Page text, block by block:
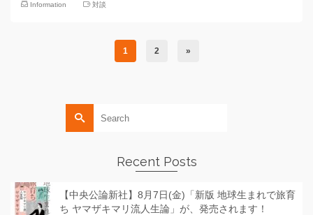
Information 対談
1 2 »
Search
for:
Recent Posts
【中央公論新社】8月7日(金)「新版 地球生まれで旅育
ち ヤマザキマリ流人生論」が、発売されます！